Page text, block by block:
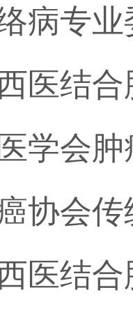
病专
医结
学会
协会
医结